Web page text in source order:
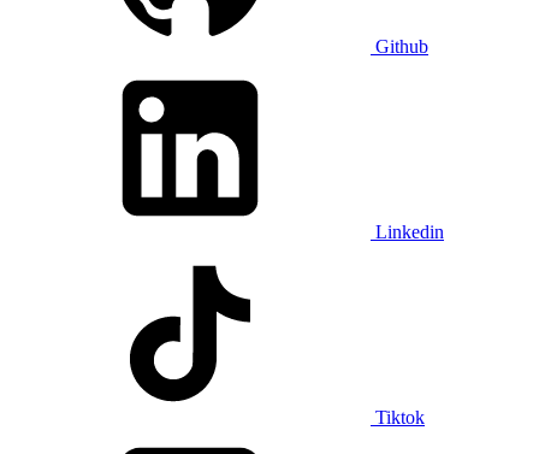
Github
Linkedin
Tiktok